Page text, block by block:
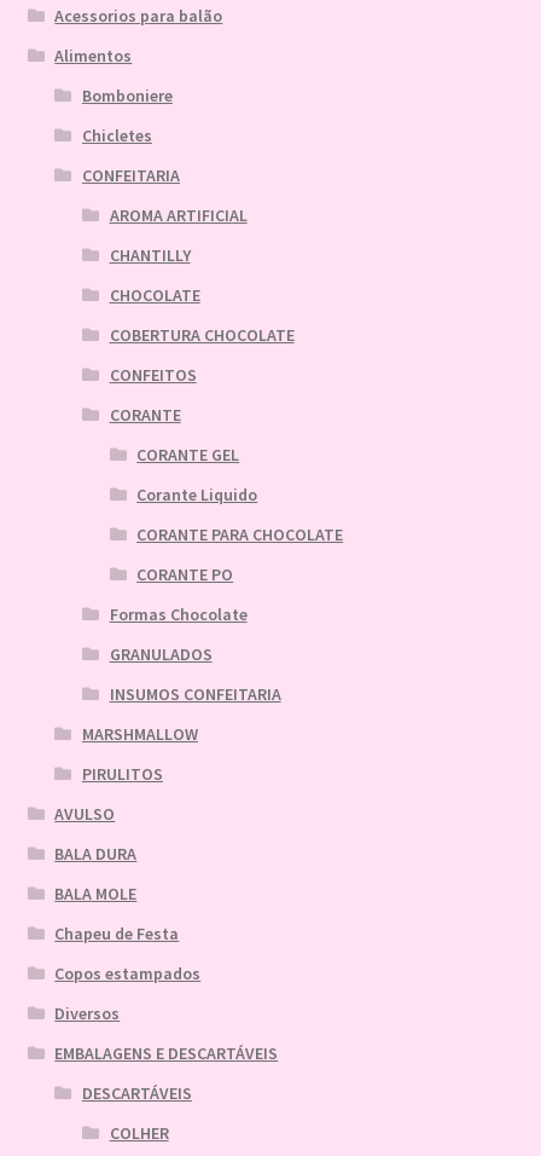
Acessorios para balão
Alimentos
Bomboniere
Chicletes
CONFEITARIA
AROMA ARTIFICIAL
CHANTILLY
CHOCOLATE
COBERTURA CHOCOLATE
CONFEITOS
CORANTE
CORANTE GEL
Corante Liquido
CORANTE PARA CHOCOLATE
CORANTE PO
Formas Chocolate
GRANULADOS
INSUMOS CONFEITARIA
MARSHMALLOW
PIRULITOS
AVULSO
BALA DURA
BALA MOLE
Chapeu de Festa
Copos estampados
Diversos
EMBALAGENS E DESCARTÁVEIS
DESCARTÁVEIS
COLHER